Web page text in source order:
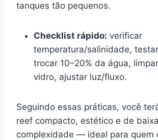
tanques tão pequenos.
Checklist rápido: verificar
temperatura/salinidade,
trocar 10–20% da água,
vidro, ajustar luz/fluxo.
Seguindo essas práticas, você
reef compacto, estético e de baixa
complexidade — ideal para quem